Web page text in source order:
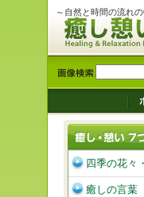
～自然と時間の流れ
四季の花々
癒しの言葉